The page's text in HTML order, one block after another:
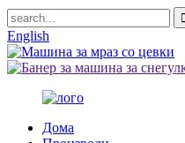
English
Дома